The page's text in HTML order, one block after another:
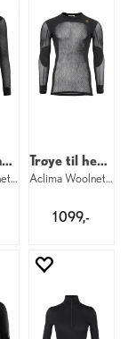
Trøye til dame
Aclima Woolnet Original Crew W 123
Trøye til herre
Aclima Woolnet Original Crew M 123
1 099,-